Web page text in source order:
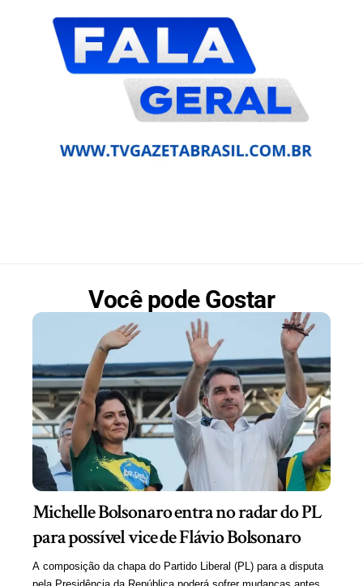
Você pode Gostar
Michelle Bolsonaro entra no radar do PL
para possível vice de Flávio Bolsonaro
A composição da chapa do Partido Liberal (PL) para a disputa